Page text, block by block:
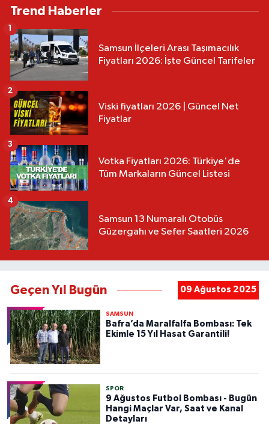
Trend Haberler
Samsun İlçeleri Arası Taşımacılık
Fiyatları 2026: İşte Güncel Tarifeler
1
Viski fiyatları 2026 | Güncel Net
Fiyatlar
2
Votka Fiyatları 2026: Türkiye'de
Tüm Markaların Güncel Listesi
3
Samsun 13 Numaralı Otobüs
Güzergahı ve Sefer Saatleri 2026
4
Geçen Yıl Bugün 09 Ağustos 2025
SAMSUN
Bafra’da Maralfalfa Bombası: Tek
Ekimle 15 Yıl Hasat Garantili!
SPOR
9 Ağustos Futbol Bombası - Bugün
Hangi Maçlar Var, Saat ve Kanal
Detayları